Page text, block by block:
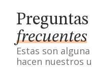
Preguntas
frecuentes
Estas son
hacen nuestros